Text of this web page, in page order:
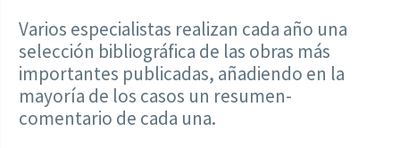
Varios especialistas realizan cada año una
selección bibliográfica de las obras más
importantes publicadas, añadiendo en la
mayoría de los casos un resumen-
comentario de cada una.